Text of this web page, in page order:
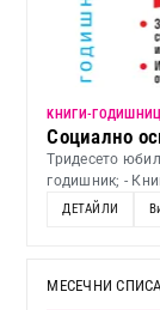
KНИГИ-
Социално
Тридесето
годишник; -
ДЕТАЙЛИ
МЕСЕЧНИ